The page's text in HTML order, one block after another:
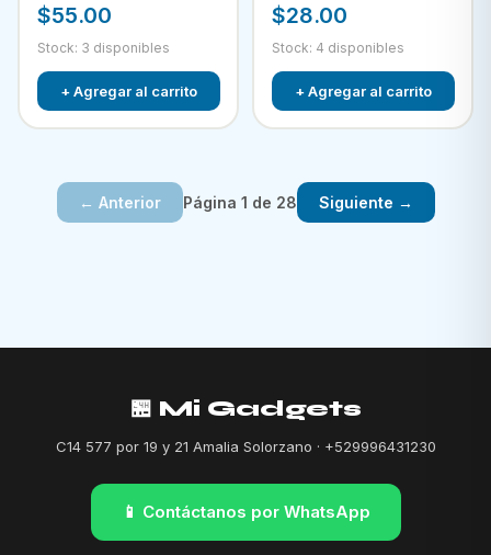
$55.00
Stock: 3 disponibles
+ Agregar al carrito
$28.00
Stock: 4 disponibles
+ Agregar al carrito
← Anterior Página 1 de 28 Siguiente →
🏪 Mi Gadgets
C14 577 por 19 y 21 Amalia Solorzano · +529996431230
📱 Contáctanos por WhatsApp